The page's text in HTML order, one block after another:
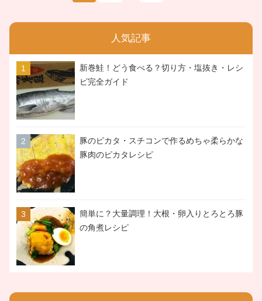
人気記事
新巻鮭！どう食べる？切り方・塩抜き・レシ
ピ完全ガイド
豚のピカタ・スチコンで作るめちゃ柔らかな
豚肉のピカタレシピ
簡単に？大量調理！大根・卵入りとろとろ豚
の角煮レシピ